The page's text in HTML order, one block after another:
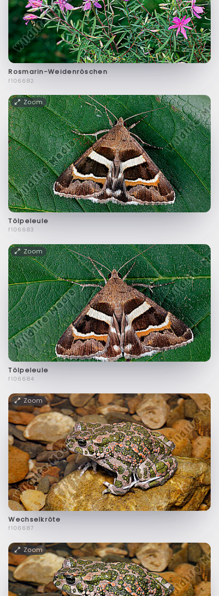
Rosmarin-Weidenröschen
f106682
Zoom
Tölpeleule
f106683
Zoom
Tölpeleule
f106684
Zoom
Wechselkröte
f106687
Zoom